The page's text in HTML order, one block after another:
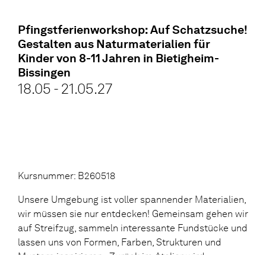
Pfingstferienworkshop: Auf Schatzsuche!
Gestalten aus Naturmaterialien für
Kinder von 8-11 Jahren in Bietigheim-
Bissingen
18.05 - 21.05.27
Kursnummer: B260518
Unsere Umgebung ist voller spannender Materialien,
wir müssen sie nur entdecken! Gemeinsam gehen wir
auf Streifzug, sammeln interessante Fundstücke und
lassen uns von Formen, Farben, Strukturen und